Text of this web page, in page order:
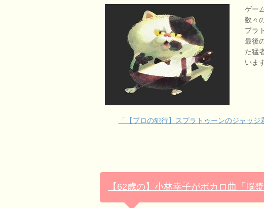
ゲー
数々
プラ
最後
た猛
いま
「【プロの犯行】スプラトゥーンのジャッ
【62歳の】小林幸子がボカロ曲「脳